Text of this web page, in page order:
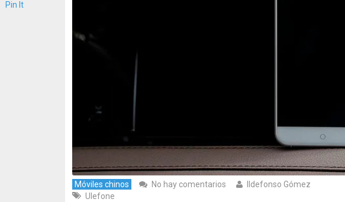
Móviles chinos No hay comentarios
Ildefonso Gómez
Ulefone
Pin It